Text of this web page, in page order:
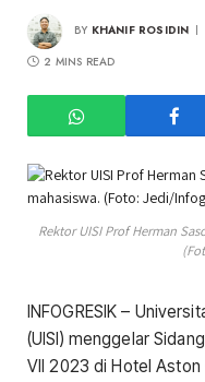
BY KHANIF ROSIDIN
2 MINS READ
Rektor UISI Prof Herman
INFOGRESIK –
(UISI) menggelar
VII 2023 di Hotel